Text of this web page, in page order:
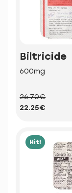
Biltricide
600mg
26.70€
22.25€
Hit!